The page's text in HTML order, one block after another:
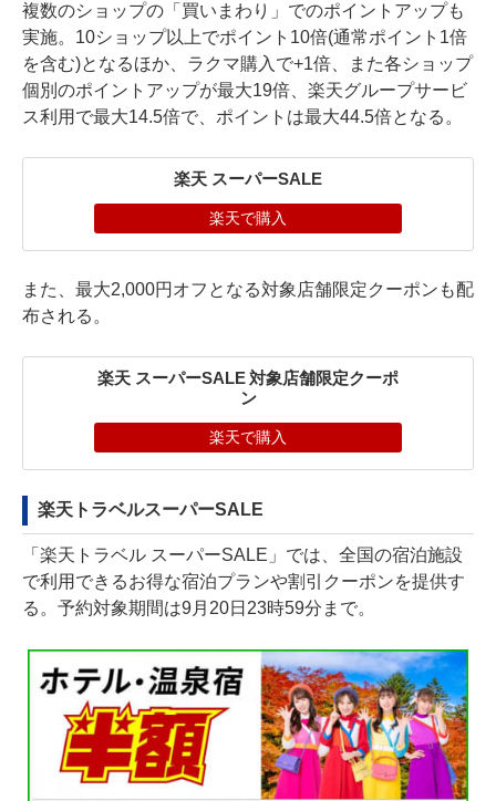
複数のショップの「買いまわり」でのポイントアップも
実施。10ショップ以上でポイント10倍(通常ポイント1倍
を含む)となるほか、ラクマ購入で+1倍、また各ショップ
個別のポイントアップが最大19倍、楽天グループサービ
ス利用で最大14.5倍で、ポイントは最大44.5倍となる。
楽天 スーパーSALE
楽天で購入
また、最大2,000円オフとなる対象店舗限定クーポンも配
布される。
楽天 スーパーSALE 対象店舗限定クーポ
ン
楽天で購入
楽天トラベルスーパーSALE
「楽天トラベル スーパーSALE」では、全国の宿泊施設
で利用できるお得な宿泊プランや割引クーポンを提供す
る。予約対象期間は9月20日23時59分まで。